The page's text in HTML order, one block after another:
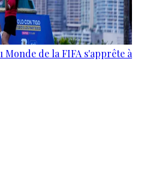
de la FIFA s'apprête à